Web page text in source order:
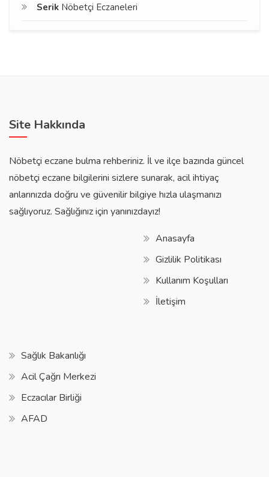
Serik Nöbetçi Eczaneleri
Site Hakkında
Nöbetçi eczane bulma rehberiniz. İl ve ilçe bazında güncel
nöbetçi eczane bilgilerini sizlere sunarak, acil ihtiyaç
anlarınızda doğru ve güvenilir bilgiye hızla ulaşmanızı
sağlıyoruz. Sağlığınız için yanınızdayız!
Anasayfa
Gizlilik Politikası
Kullanım Koşulları
İletişim
Sağlık Bakanlığı
Acil Çağrı Merkezi
Eczacılar Birliği
AFAD